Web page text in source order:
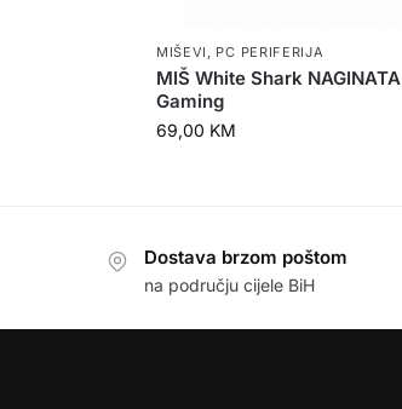
MIŠEVI , PC PERIFERIJA
MIŠ White Shark NAGINATA
Gaming
69,00 KM
Dostava brzom poštom
na području cijele BiH